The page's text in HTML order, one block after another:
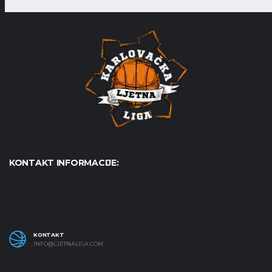
KONTAKT INFORMACIJE:
KONTAKT
INFO@LJETNALIGA.COM